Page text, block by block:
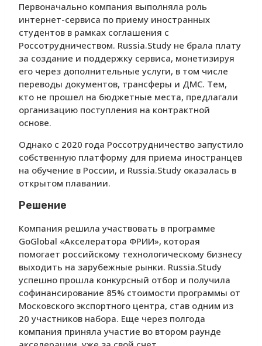
Первоначально компания выполняла роль
интернет-сервиса по приему иностранных
студентов в рамках соглашения с
Россотрудничеством. Russia.Study не брала плату
за создание и поддержку сервиса, монетизируя
его через дополнительные услуги, в том числе
переводы документов, трансферы и ДМС. Тем,
кто не прошел на бюджетные места, предлагали
организацию поступления на контрактной
основе.
Однако с 2020 года Россотрудничество запустило
собственную платформу для приема иностранцев
на обучение в России, и Russia.Study оказалась в
открытом плавании.
Решение
Компания решила участвовать в программе
GoGlobal «Акселератора ФРИИ», которая
помогает российскому технологическому бизнесу
выходить на зарубежные рынки. Russia.Study
успешно прошла конкурсный отбор и получила
софинансирование 85% стоимости программы от
Московского экспортного центра, став одним из
20 участников набора. Еще через полгода
компания приняла участие во втором раунде